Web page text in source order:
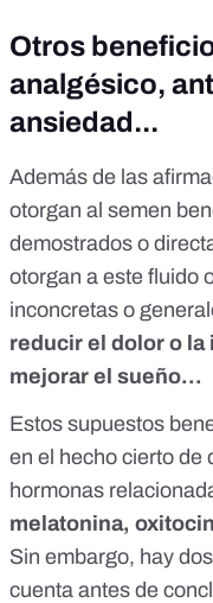
Otros
analgésico,
ansiedad...
Además de las
otorgan al semen
demostrados o
otorgan a este fluido
inconcretas o
reducir el dolor o la
mejorar el sueño...
Estos supuestos
en el hecho cierto de
hormonas
melatonina,
Sin embargo, hay
cuenta antes de